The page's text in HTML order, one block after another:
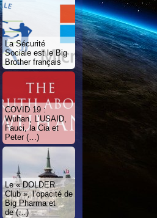
La Sécurité
Sociale est le Big
Brother français
COVID 19 :
Wuhan, L’USAID,
Fauci, la Cia et
Peter (…)
Le « DOLDER
Club », l’opacité de
Big Pharma et
de (…)